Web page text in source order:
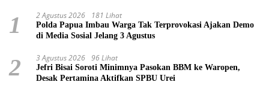
1 2 Agustus 2026 181 Lihat
Polda Papua Imbau Warga Tak Terprovokasi Ajakan Demo
di Media Sosial Jelang 3 Agustus
2 3 Agustus 2026 96 Lihat
Jefri Bisai Soroti Minimnya Pasokan BBM ke Waropen,
Desak Pertamina Aktifkan SPBU Urei